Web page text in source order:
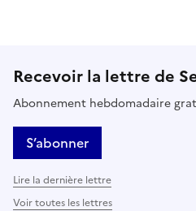
Recevoir la lettre de
Abonnement hebdomadaire
S’abonner
Lire la dernière lettre
Voir toutes les lettres